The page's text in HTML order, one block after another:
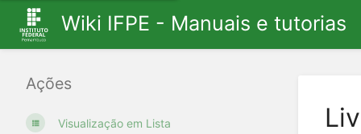
Wiki IFPE - Manuais e tutorias
Ações
Visualização em Lista